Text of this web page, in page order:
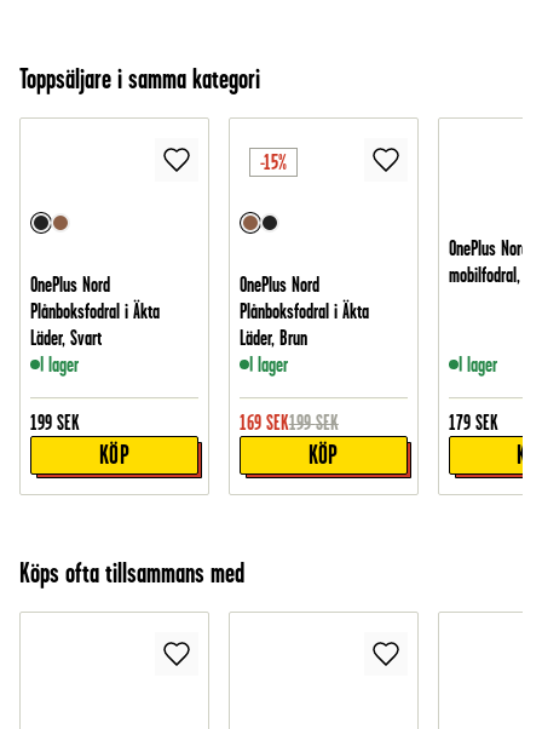
Toppsäljare i samma kategori
OnePlus Nord
Plånboksfodral i Äkta
Läder, Svart
I lager
199 SEK
KÖP
-15%
OnePlus Nord
Plånboksfodral i Äkta
Läder, Brun
I lager
169 SEK199 SEK
KÖP
OnePlus Nord
mobilfodral,
I lager
179 SEK
Köps ofta tillsammans med